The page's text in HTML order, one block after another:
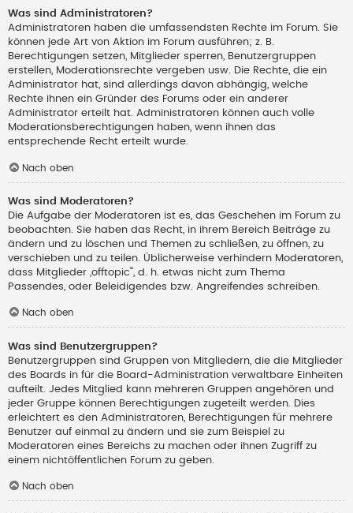
Was sind Administratoren?
Administratoren haben die umfassendsten Rechte im Forum. Sie
können jede Art von Aktion im Forum ausführen; z. B.
Berechtigungen setzen, Mitglieder sperren, Benutzergruppen
erstellen, Moderationsrechte vergeben usw. Die Rechte, die ein
Administrator hat, sind allerdings davon abhängig, welche
Rechte ihnen ein Gründer des Forums oder ein anderer
Administrator erteilt hat. Administratoren können auch volle
Moderationsberechtigungen haben, wenn ihnen das
entsprechende Recht erteilt wurde.
Nach oben
Was sind Moderatoren?
Die Aufgabe der Moderatoren ist es, das Geschehen im Forum zu
beobachten. Sie haben das Recht, in ihrem Bereich Beiträge zu
ändern und zu löschen und Themen zu schließen, zu öffnen, zu
verschieben und zu teilen. Üblicherweise verhindern Moderatoren,
dass Mitglieder „offtopic“, d. h. etwas nicht zum Thema
Passendes, oder Beleidigendes bzw. Angreifendes schreiben.
Nach oben
Was sind Benutzergruppen?
Benutzergruppen sind Gruppen von Mitgliedern, die die Mitglieder
des Boards in für die Board-Administration verwaltbare Einheiten
aufteilt. Jedes Mitglied kann mehreren Gruppen angehören und
jeder Gruppe können Berechtigungen zugeteilt werden. Dies
erleichtert es den Administratoren, Berechtigungen für mehrere
Benutzer auf einmal zu ändern und sie zum Beispiel zu
Moderatoren eines Bereichs zu machen oder ihnen Zugriff zu
einem nichtöffentlichen Forum zu geben.
Nach oben